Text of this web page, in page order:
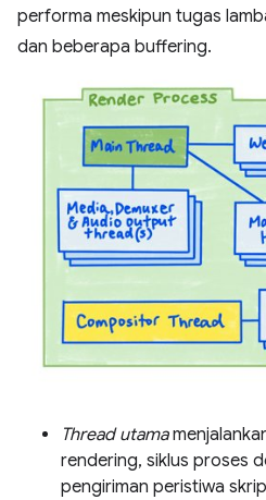
performa meskipun tugas
dan beberapa buffering.
Thread utama
rendering, siklus proses
pengiriman peristiwa